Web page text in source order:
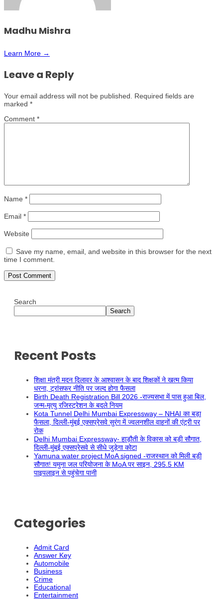
Madhu Mishra
Learn More →
Leave a Reply
Your email address will not be published. Required fields are
marked *
Comment *
Name *
Email *
Website
Save my name, email, and website in this browser for the next
time I comment.
Search
Search
Recent Posts
शिक्षा मंत्री मदन दिलावर के आश्वासन के बाद शिक्षकों ने खत्म किया
धरना, ट्रांसफर नीति पर जल्द होगा फैसला
Birth Death Registration Bill 2026 -राज्यसभा में पास हुआ बिल,
जन्म-मृत्यु रजिस्ट्रेशन के बदले नियम
Kota Tunnel Delhi Mumbai Expressway – NHAI का बड़ा
फैसला, दिल्ली-मुंबई एक्सप्रेसवे सुरंग में ज्वलनशील वाहनों की एंट्री पर
रोक
Delhi Mumbai Expressway- हाड़ौती के विकास को बड़ी सौगात,
दिल्ली-मुंबई एक्सप्रेसवे से सीधे जुड़ेगा कोटा
Yamuna water project MoA signed -राजस्थान को मिली बड़ी
सौगात! यमुना जल परियोजना के MoA पर साइन, 295.5 KM
पाइपलाइन से पहुंचेगा पानी
Categories
Admit Card
Answer Key
Automobile
Business
Crime
Educational
Entertainment